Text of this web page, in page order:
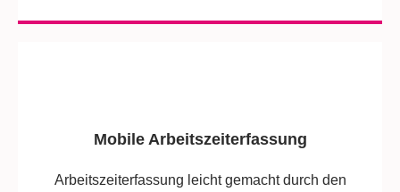
Mobile Arbeitszeiterfassung
Arbeitszeiterfassung leicht gemacht durch den